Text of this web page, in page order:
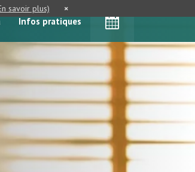
Infos pratiques
savoir plus) ×